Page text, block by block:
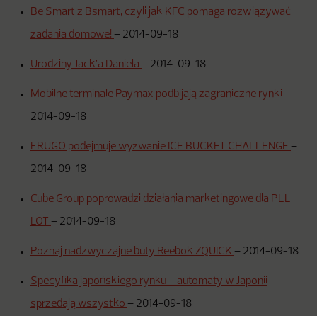
Be Smart z Bsmart, czyli jak KFC pomaga rozwiązywać
zadania domowe! – 2014-09-18
Urodziny Jack’a Daniela – 2014-09-18
Mobilne terminale Paymax podbijają zagraniczne rynki –
2014-09-18
FRUGO podejmuje wyzwanie ICE BUCKET CHALLENGE –
2014-09-18
Cube Group poprowadzi działania marketingowe dla PLL
LOT – 2014-09-18
Poznaj nadzwyczajne buty Reebok ZQUICK – 2014-09-18
Specyfika japońskiego rynku – automaty w Japonii
sprzedają wszystko – 2014-09-18